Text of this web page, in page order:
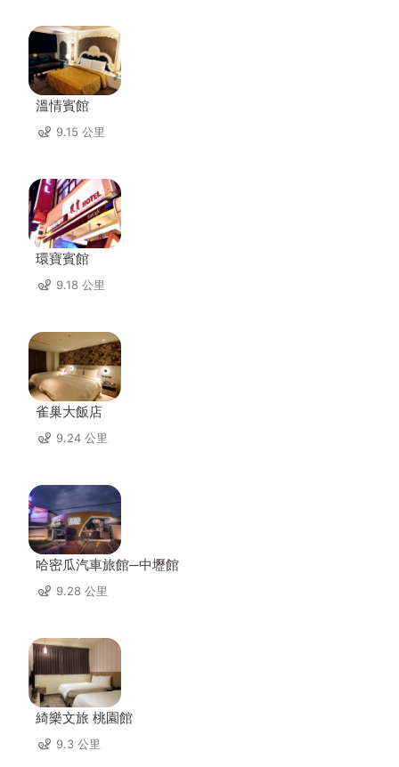
溫情賓館
9.15 公里
環寶賓館
9.18 公里
雀巢大飯店
9.24 公里
哈密瓜汽車旅館─中壢館
9.28 公里
綺樂文旅 桃園館
9.3 公里